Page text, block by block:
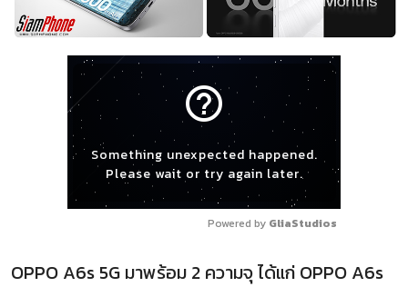
help_outline
Something unexpected happened.
Please wait or try again later.
Powered by GliaStudios
OPPO A6s 5G มาพร้อม 2 ความจุ ได้แก่ OPPO A6s